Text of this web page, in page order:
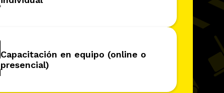
Capacitación en equipo (online o
presencial)